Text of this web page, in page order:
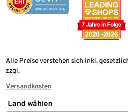
Alle Preise verstehen sich inkl.
zzgl.
Versandkosten
Land wählen